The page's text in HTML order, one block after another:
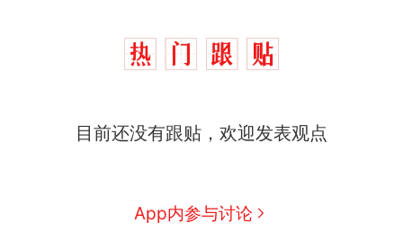
目前还没有跟贴，欢迎发表观点
App内参与讨论
因老师一句“跟我回家”改写了
协会回应
台风"白海豚"中心附近最大风